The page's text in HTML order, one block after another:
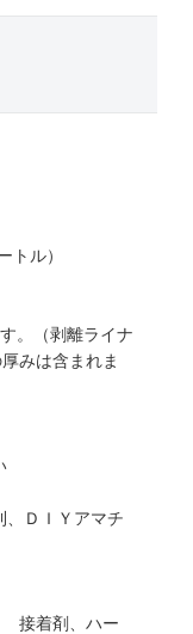
ル）
。（剥離ライナ
みは含まれま
、ＤＩＹアマチ
接着剤、ハー